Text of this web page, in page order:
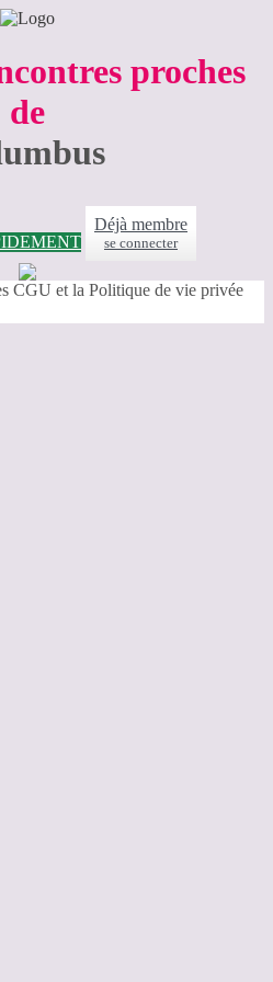
proches
de
Déjà membre
se connecter
CGU et la Politique de vie privée